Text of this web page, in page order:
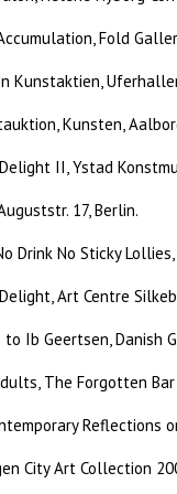
Fold
Kunstaktien,
Kunsten,
II, Ystad
17, Berlin.
Drink No Sticky
Art Centre
Ib Geertsen, Danish
The Forgotten
Reflections
City Art Collection